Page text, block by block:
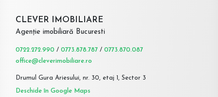
CLEVER IMOBILIARE
Agenție imobiliară Bucuresti
0722.272.990 / 0773.878.787 / 0773.870.087
office@cleverimobiliare.ro
Drumul Gura Ariesului, nr. 30, etaj 1, Sector 3
Deschide în Google Maps